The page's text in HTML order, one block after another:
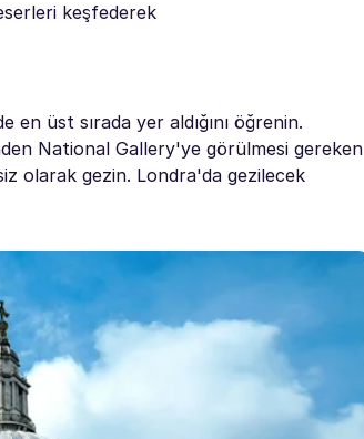
keşfederek
üst sırada yer aldığını öğrenin.
National Gallery'ye görülmesi gereken
olarak gezin. Londra'da gezilecek